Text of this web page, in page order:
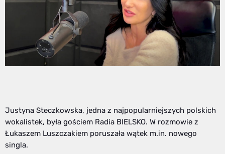
Justyna Steczkowska, jedna z najpopularniejszych polskich
wokalistek, była gościem Radia BIELSKO. W rozmowie z
Łukaszem Luszczakiem poruszała wątek m.in. nowego
singla.